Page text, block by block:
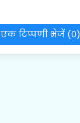
एक टिप्पणी भेजें (0)